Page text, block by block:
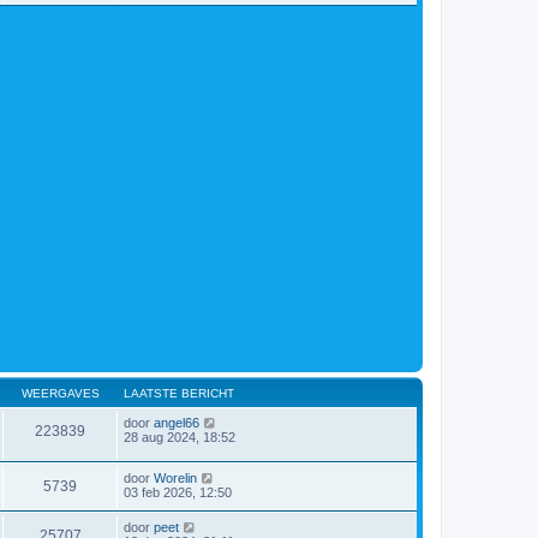
WEERGAVES LAATSTE BERICHT
223839 door angel66
28 aug 2024, 18:52
5739 door Worelin
03 feb 2026, 12:50
door peet